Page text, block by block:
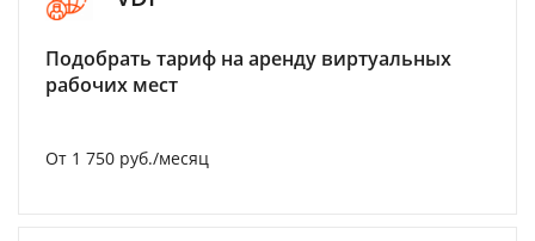
Подобрать тариф на аренду виртуальных
рабочих мест
От 1 750 руб./месяц